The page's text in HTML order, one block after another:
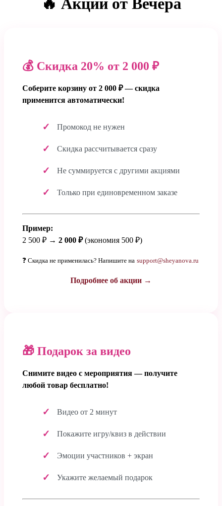
🔥 Акции от Вечёра
💰 Скидка 20% от 2 000 ₽
Соберите корзину от 2 000 ₽ — скидка
применится автоматически!
Промокод не нужен
Скидка рассчитывается сразу
Не суммируется с другими акциями
Только при единовременном заказе
Пример:
2 500 ₽ → 2 000 ₽(экономия 500 ₽)
❓ Скидка не применилась? Напишите на support@sheyanova.ru
Подробнее об акции →
🎁 Подарок за видео
Снимите видео с мероприятия — получите
любой товар бесплатно!
Видео от 2 минут
Покажите игру/квиз в действии
Эмоции участников + экран
Укажите желаемый подарок